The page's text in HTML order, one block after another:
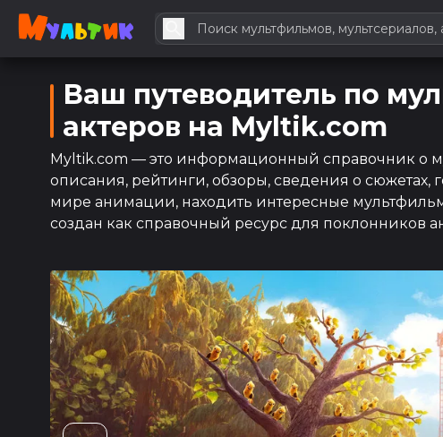
Ваш путеводитель по
актеров на Myltik.com
Myltik.com — это информационный справочник о
описания, рейтинги, обзоры, сведения о
мире анимации, находить интересные
создан как справочный ресурс для поклонников